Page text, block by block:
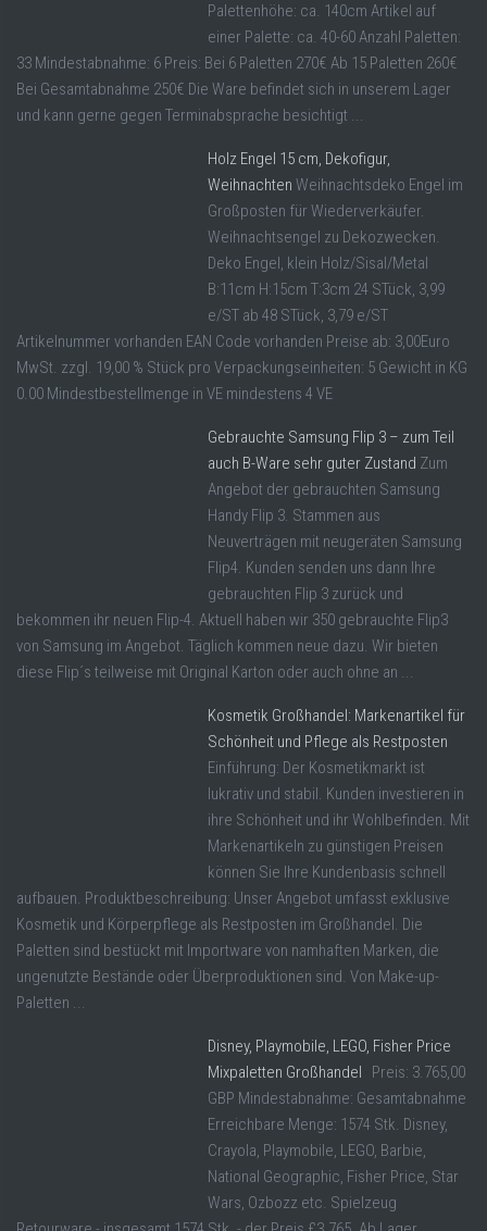
Palettenhöhe: ca. 140cm Artikel auf
einer Palette: ca. 40-60 Anzahl Paletten:
33 Mindestabnahme: 6 Preis: Bei 6 Paletten 270€ Ab 15 Paletten 260€
Bei Gesamtabnahme 250€ Die Ware befindet sich in unserem Lager
und kann gerne gegen Terminabsprache besichtigt ...
Holz Engel 15 cm, Dekofigur,
Weihnachten Weihnachtsdeko Engel im
Großposten für Wiederverkäufer.
Weihnachtsengel zu Dekozwecken.
Deko Engel, klein Holz/Sisal/Metal
B:11cm H:15cm T:3cm 24 STück, 3,99
e/ST ab 48 STück, 3,79 e/ST
Artikelnummer vorhanden EAN Code vorhanden Preise ab: 3,00Euro
MwSt. zzgl. 19,00 % Stück pro Verpackungseinheiten: 5 Gewicht in KG
0.00 Mindestbestellmenge in VE mindestens 4 VE
Gebrauchte Samsung Flip 3 – zum Teil
auch B-Ware sehr guter Zustand Zum
Angebot der gebrauchten Samsung
Handy Flip 3. Stammen aus
Neuverträgen mit neugeräten Samsung
Flip4. Kunden senden uns dann Ihre
gebrauchten Flip 3 zurück und
bekommen ihr neuen Flip-4. Aktuell haben wir 350 gebrauchte Flip3
von Samsung im Angebot. Täglich kommen neue dazu. Wir bieten
diese Flip´s teilweise mit Original Karton oder auch ohne an ...
Kosmetik Großhandel: Markenartikel für
Schönheit und Pflege als Restposten
Einführung: Der Kosmetikmarkt ist
lukrativ und stabil. Kunden investieren in
ihre Schönheit und ihr Wohlbefinden. Mit
Markenartikeln zu günstigen Preisen
können Sie Ihre Kundenbasis schnell
aufbauen. Produktbeschreibung: Unser Angebot umfasst exklusive
Kosmetik und Körperpflege als Restposten im Großhandel. Die
Paletten sind bestückt mit Importware von namhaften Marken, die
ungenutzte Bestände oder Überproduktionen sind. Von Make-up-
Paletten ...
Disney, Playmobile, LEGO, Fisher Price
Mixpaletten Großhandel
Preis: 3.765,00
GBP Mindestabnahme: Gesamtabnahme
Erreichbare Menge: 1574 Stk. Disney,
Crayola, Playmobile, LEGO, Barbie,
National Geographic, Fisher Price, Star
Wars, Ozbozz etc. Spielzeug